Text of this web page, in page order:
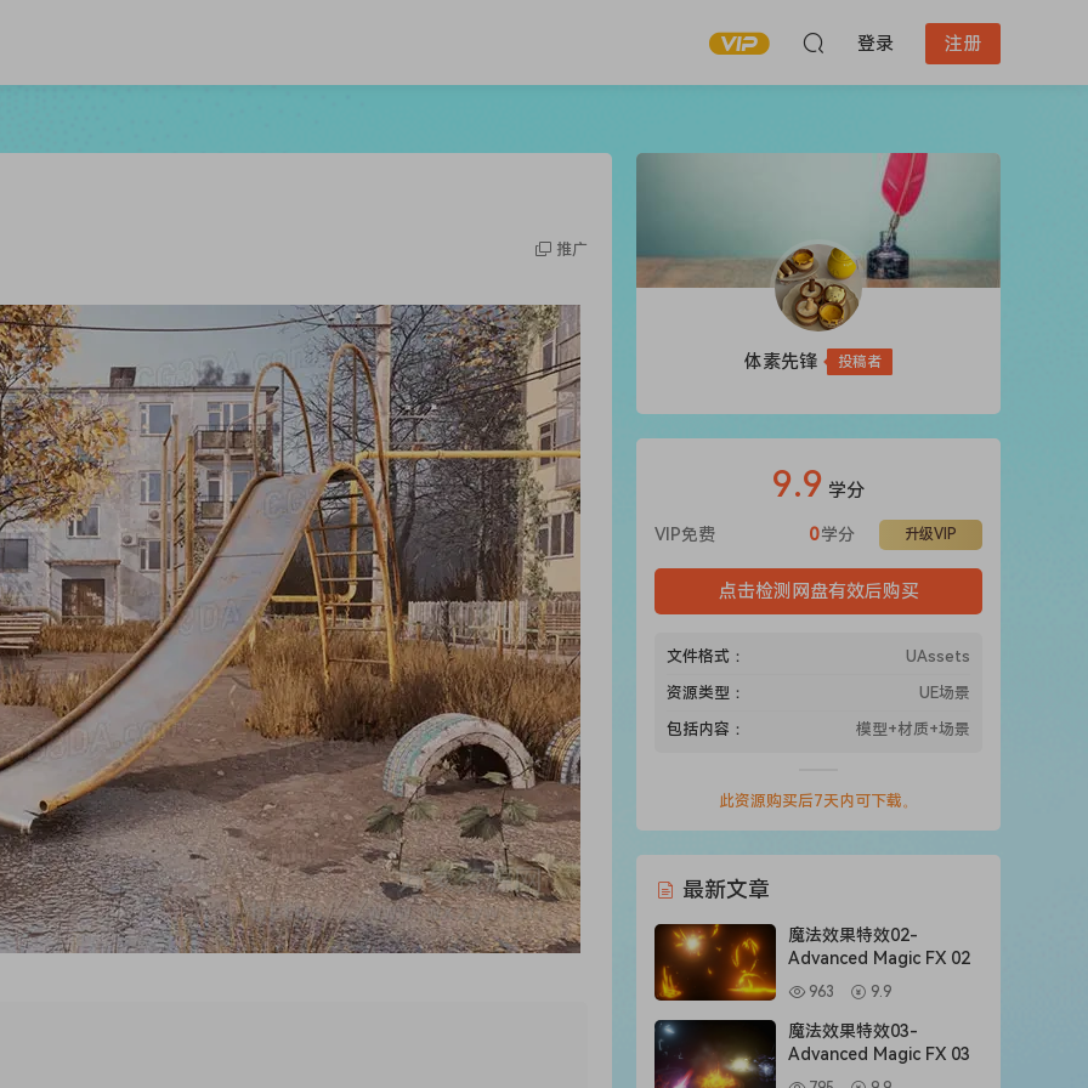
登录 注册
推广
体素先锋 投稿者
9.9 学分
VIP免费 升级VIP
0学分
点击检测网盘有效后购买
文件格式：
UAssets
资源类型：
UE场景
包括内容：
模型+材质+场景
此资源购买后7天内可下载。
最新文章
魔法效果特效02-
Advanced Magic FX 02
963 9.9
魔法效果特效03-
Advanced Magic FX 03